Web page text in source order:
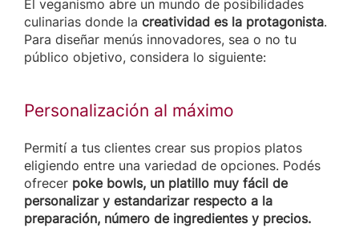
El veganismo abre un mundo de posibilidades
culinarias donde la creatividad es la protagonista.
Para diseñar menús innovadores, sea o no tu
público objetivo, considera lo siguiente:
Personalización al máximo
Permití a tus clientes crear sus propios platos
eligiendo entre una variedad de opciones. Podés
ofrecer poke bowls, un platillo muy fácil de
personalizar y estandarizar respecto a la
preparación, número de ingredientes y precios.